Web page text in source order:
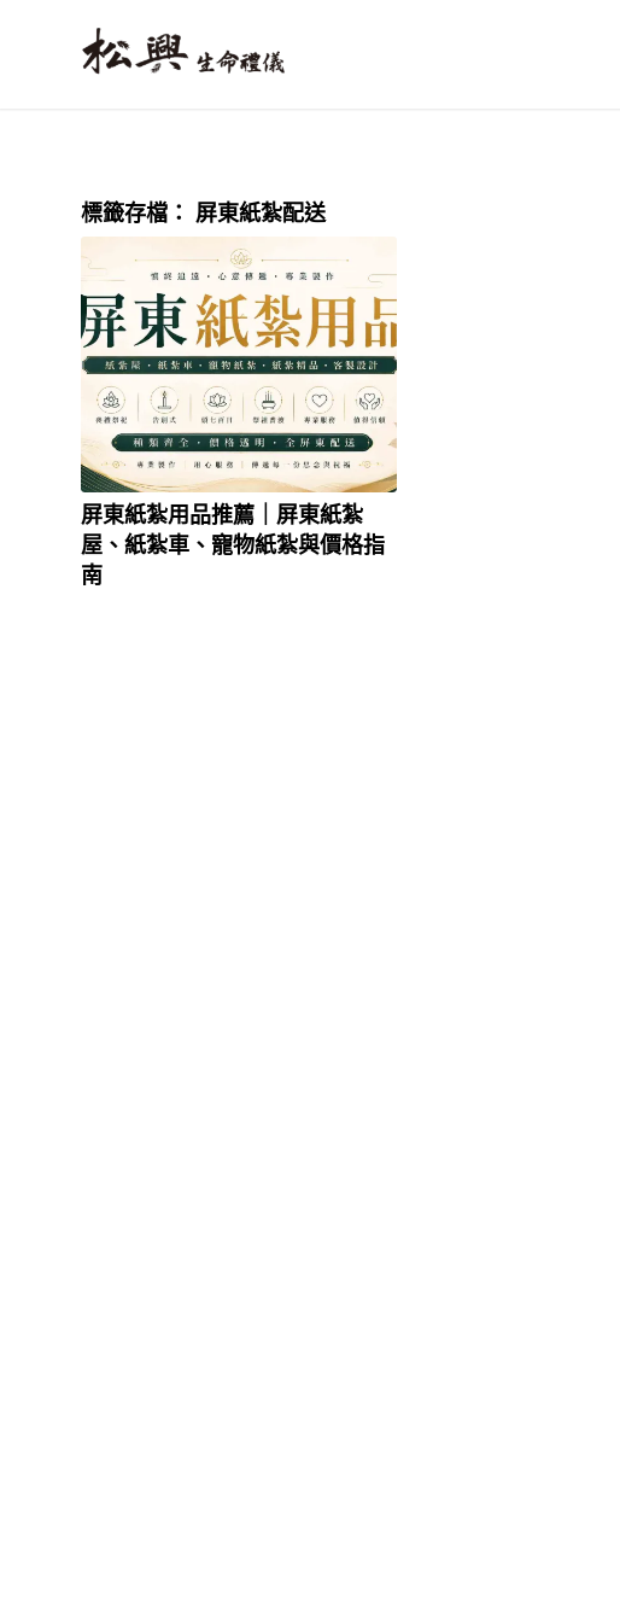
標籤存檔： 屏東紙紮配送
屏東紙紮用品推薦｜屏東紙紮
屋、紙紮車、寵物紙紮與價格指
南